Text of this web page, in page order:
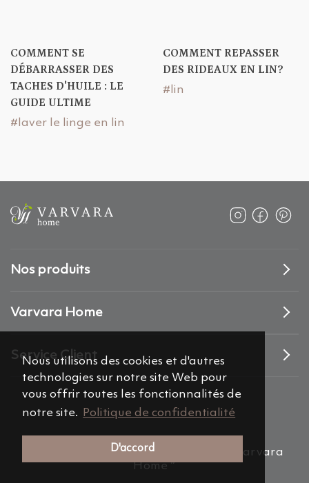
Nous utilisons des cookies et d'autres
technologies sur notre site Web pour
vous offrir toutes les fonctionnalités de
notre site.
Politique de confidentialité
D'accord
COMMENT SE
DÉBARRASSER DES
TACHES D'HUILE : LE
GUIDE ULTIME
#laver le linge en lin
COMMENT REPASSER
DES RIDEAUX EN LIN?
#lin
Nos produits
Varvara Home
Service Client
(c) 2012-2026 Alemira Group, s.r.o. “Varvara
Home ”